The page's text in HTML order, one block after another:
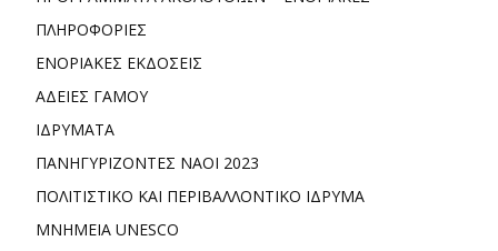
ΠΛΗΡΟΦΟΡΙΕΣ
ΕΝΟΡΙΑΚΕΣ ΕΚΔΟΣΕΙΣ
ΑΔΕΙΕΣ ΓΑΜΟΥ
ΙΔΡΥΜΑΤΑ
ΠΑΝΗΓΥΡΙΖΟΝΤΕΣ ΝΑΟΙ 2023
ΠΟΛΙΤΙΣΤΙΚΟ ΚΑΙ ΠΕΡΙΒΑΛΛΟΝΤΙΚΟ ΙΔΡΥΜΑ
ΜΝΗΜΕΙΑ UNESCO